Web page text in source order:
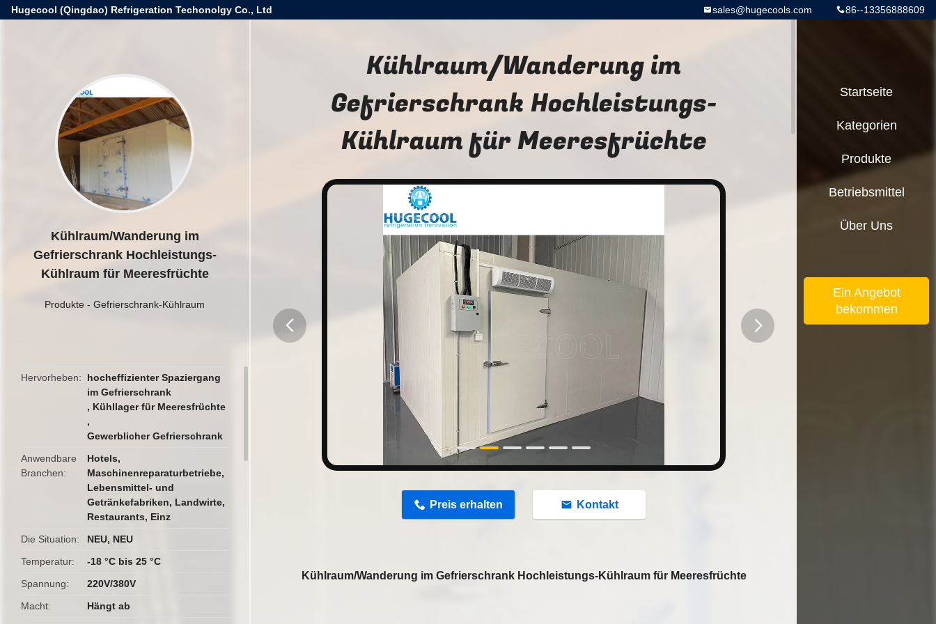
Hugecool (Qingdao) Refrigeration Techonolgy Co., Ltd 86--13356888609
sales@hugecools.com
Kühlraum/Wanderung im
Gefrierschrank Hochleistungs-
Kühlraum für Meeresfrüchte
Produkte - Gefrierschrank-Kühlraum
Hervorheben
hocheffizienter Spaziergang
im Gefrierschrank
, Kühllager für Meeresfrüchte
,
Gewerblicher Gefrierschrank
Anwendbare
Branchen
Hotels,
Maschinenreparaturbetriebe,
Lebensmittel- und
Getränkefabriken, Landwirte,
Restaurants, Einz
Die Situation
NEU, NEU
Temperatur
-18 °C bis 25 °C
Spannung
220V/380V
Macht
Hängt ab
Kühlraum/Wanderung im
Gefrierschrank Hochleistungs-
Kühlraum für Meeresfrüchte
Preis erhalten Kontakt
Kühlraum/Wanderung im Gefrierschrank Hochleistungs-Kühlraum für Meeresfrüchte
Startseite
Kategorien
Produkte
Betriebsmittel
Über Uns
Ein Angebot
bekommen